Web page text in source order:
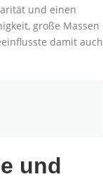
und einen
große Massen
damit auch
und